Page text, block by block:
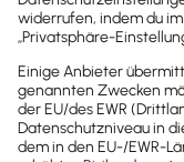
Jetzt
Teste den
von
kostenlos.